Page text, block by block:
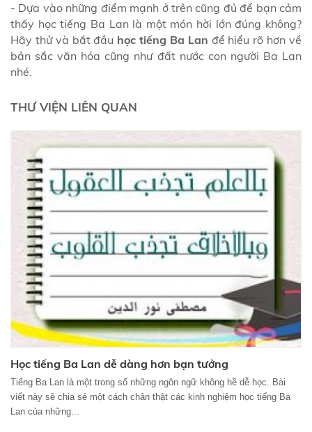
- Dựa vào những điểm mạnh ở trên cũng đủ để bạn cảm
thấy học tiếng Ba Lan là một món hời lớn đúng không?
Hãy thử và bắt đầu học tiếng Ba Lan để hiểu rõ hơn về
bản sắc văn hóa cũng như đất nước con người Ba Lan
nhé.
THƯ VIỆN LIÊN QUAN
Học tiếng Ba Lan dễ dàng hơn bạn tưởng
Tiếng Ba Lan là một trong số những ngôn ngữ không hề dễ học. Bài
viết này sẽ chia sẻ một cách chân thật các kinh nghiệm học tiếng Ba
Lan của những...